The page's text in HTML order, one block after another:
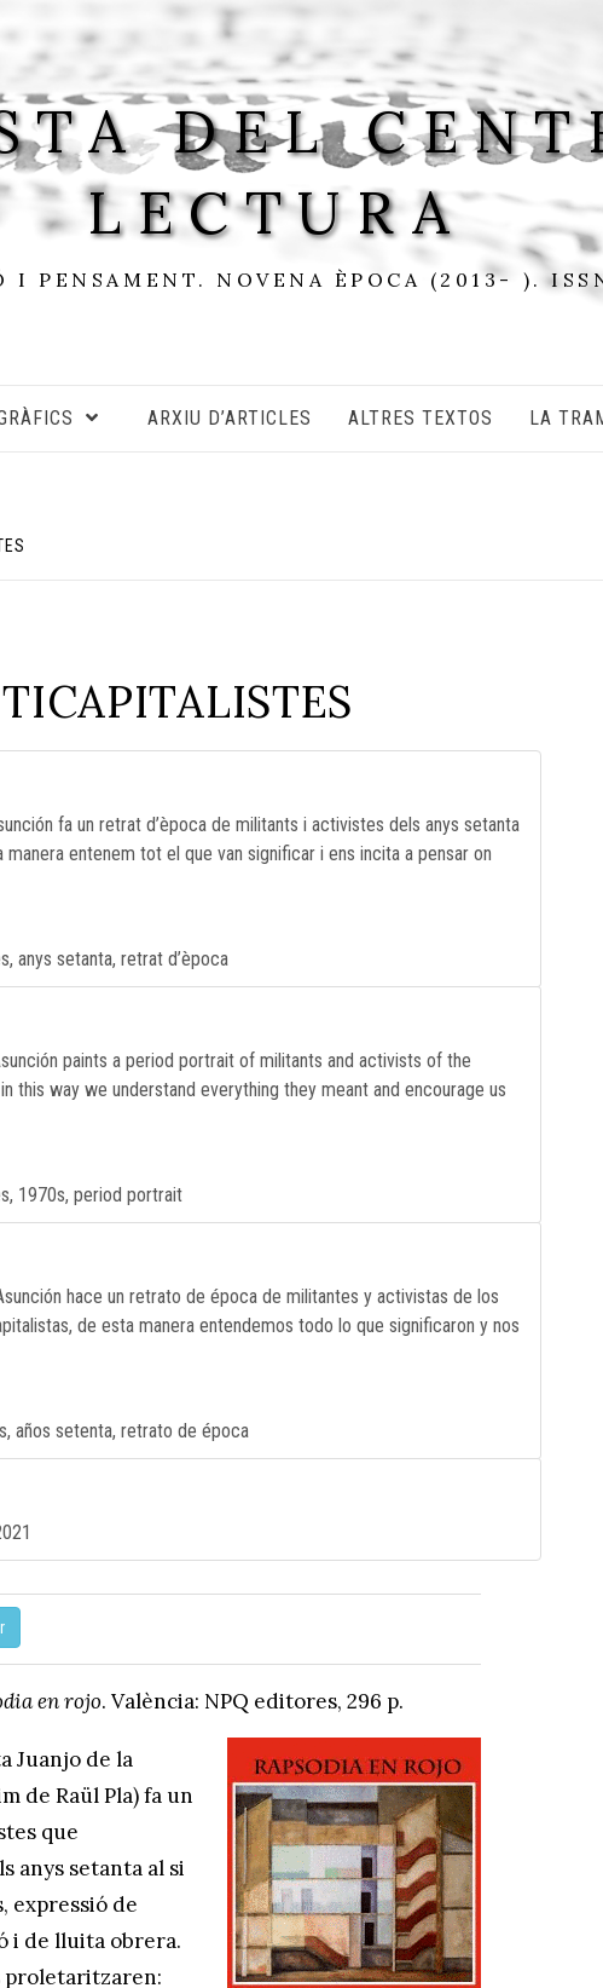
DEL
LECTURA
PENSAMENT. NOVENA ÈPOCA (2013- ).
ARXIU D’ARTICLES ALTRES TEXTOS LA
fa un retrat d’època de militants i activistes dels anys setanta
entenem tot el que van significar i ens incita a pensar on
anys setanta, retrat d’època
paints a period portrait of militants and activists of the
this way we understand everything they meant and encourage us
1970s, period portrait
hace un retrato de época de militantes y activistas de los
de esta manera entendemos todo lo que significaron y nos
años setenta, retrato de época
en rojo. València: NPQ editores, 296 p.
Juanjo de la
de Raül Pla) fa un
que
anys setanta al si
expressió de
i de lluita obrera.
proletaritzaren: